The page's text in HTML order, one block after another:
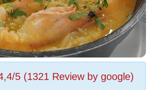
5 (1321 Review by google)